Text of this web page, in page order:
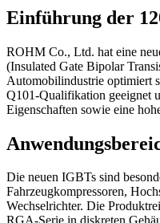
Einführung der
ROHM Co., Ltd. hat eine
(Insulated Gate Bipolar
Automobilindustrie optimiert
Q101-Qualifikation geeignet
Eigenschaften sowie eine
Die neuen IGBTs sind
Fahrzeugkompressoren,
Wechselrichter. Die